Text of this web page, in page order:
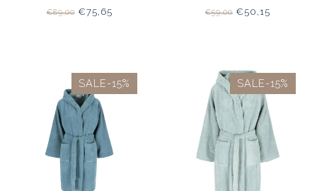
€89,00€75,65
SEA GREEN
€59,00 €50,15
SALE-15% SALE-15%